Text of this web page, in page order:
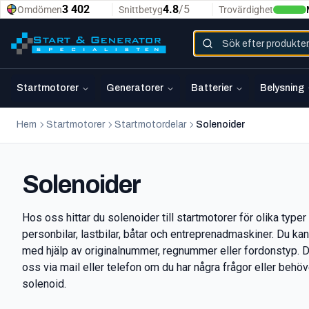
Startmotorer Generatorer Batterier Belysning
Hem Startmotorer Startmotordelar Solenoider
Solenoider
Hos oss hittar du solenoider till startmotorer för olika typer
personbilar, lastbilar, båtar och entreprenadmaskiner. Du
med hjälp av originalnummer, regnummer eller fordonstyp.
oss via mail eller telefon om du har några frågor eller
solenoid.